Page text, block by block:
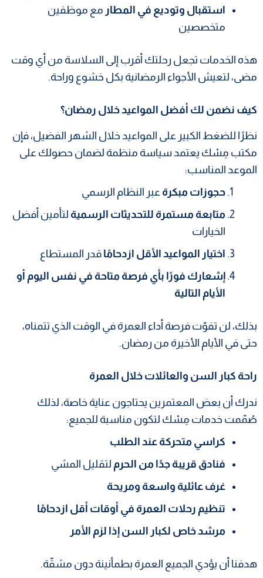
استقبال وتوديع في المطار مع موظفين
متخصصين
هذه الخدمات تجعل رحلتك أقرب إلى السلاسة من أي وقت
مضى، لتعيش الأجواء الرمضانية بكل خشوع وراحة.
كيف نضمن لك أفضل المواعيد خلال رمضان؟
نظرًا للضغط الكبير على المواعيد خلال الشهر الفضيل، فإن
مكتب مِسْك يعتمد سياسة منظمة لضمان حصولك على
الموعد المناسب:
حجوزات مبكرة عبر النظام الرسمي
متابعة مستمرة للتحديثات الرسمية لتأمين أفضل
الخيارات
اختيار المواعيد الأقل ازدحامًا قدر المستطاع
إشعارك فورًا بأي فرصة متاحة في نفس اليوم أو
الأيام التالية
بذلك، لن تفوّت فرصة أداء العمرة في الوقت الذي تتمناه،
حتى في الأيام الأخيرة من رمضان.
راحة كبار السن والعائلات خلال العمرة
ندرك أن بعض المعتمرين يحتاجون عناية خاصة، لذلك
صُمّمت خدمات مِسْك لتكون مناسبة للجميع:
كراسي متحركة عند الطلب
فنادق قريبة جدًا من الحرم لتقليل المشي
غرف عائلية واسعة ومريحة
تنظيم رحلات العمرة في أوقات أقل ازدحامًا
مرشد خاص لكبار السن إذا لزم الأمر
هدفنا أن يؤدي الجميع العمرة بطمأنينة دون مشقّة.